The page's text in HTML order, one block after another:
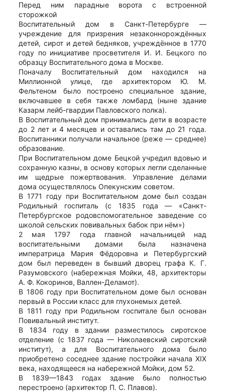
Перед ним парадные ворота с встроенной
сторожкой
Воспитательный дом в Санкт-Петербурге —
учреждение для призрения незаконнорождённых
детей, сирот и детей бедняков, учреждённое в 1770
году по инициативе просветителя И. И. Бецкого по
образцу Воспитательного дома в Москве.
Поначалу Воспитательный дом находился на
Миллионной улице, где архитектором Ю. М.
Фельтеном было построено специальное здание,
включавшее в себя также ломбард (ныне здание
Казарм лейб-гвардии Павловского полка).
В Воспитательный дом принимались дети в возрасте
до 2 лет и 4 месяцев и оставались там до 21 года.
Воспитанники получали начальное (реже — среднее)
образование.
При Воспитательном доме Бецкой учредил вдовью и
сохранную казны, в основу которых легли сделанные
им щедрые пожертвования. Управление делами
дома осуществлялось Опекунским советом.
В 1771 году при Воспитательном доме был создан
Родильный госпиталь (с 1835 года — «Санкт-
Петербургское родовспомогательное заведение со
школой сельских повивальных бабок при нём»)
2 мая 1797 года главной начальницей над
воспитательными домами была назначена
императрица Мария Фёдоровна и Петербургский
дом был переведен в бывший дворец графа К. Г.
Разумовского (набережная Мойки, 48, архитекторы
А. Ф. Кокоринов, Валлен-Деламот).
В 1806 году при Воспитательном доме был основан
первый в России класс для глухонемых детей.
В 1811 году при Родильном госпитале был основан
Повивальный институт.
В 1834 году в здании разместилось сиротское
отделение (с 1837 года — Николаевский сиротский
институт), а для Воспитательного дома было
приобретено соседнее здание постройки начала XIX
века, находящееся на набережной Мойки, дом 52.
В 1839—1843 годах здание было полностью
перестроено (архитектор П. С. Плавов).